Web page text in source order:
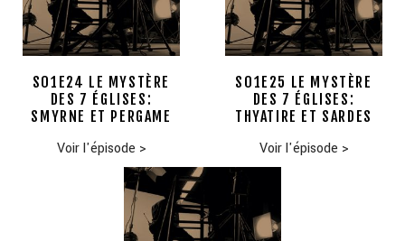
S01E24 LE MYSTÈRE
DES 7 ÉGLISES:
SMYRNE ET PERGAME
Voir l'épisode >
S01E25 LE MYSTÈRE
DES 7 ÉGLISES:
THYATIRE ET SARDES
Voir l'épisode >